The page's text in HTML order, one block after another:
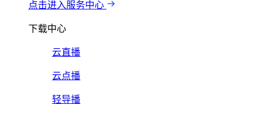
点击进入服务中心
下载中心
云直播
云点播
轻导播